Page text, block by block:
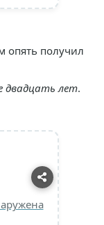
опять получил
двадцать лет.